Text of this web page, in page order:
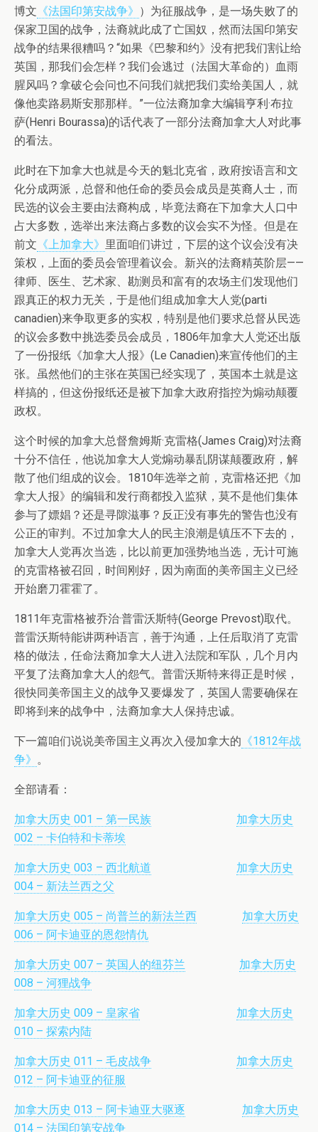
博文 《法国印第安战争》 ）为征服战争，是一场失败了的
保家卫国的战争，法裔就此成了亡国奴，然而法国印第安
战争的结果很糟吗？“如果《巴黎和约》没有把我们割让给
英国，那我们会怎样？我们会逃过（法国大革命的）血雨
腥风吗？拿破仑会问也不问我们就把我们卖给美国人，就
像他卖路易斯安那那样。”一位法裔加拿大编辑亨利·布拉
萨(Henri Bourassa)的话代表了一部分法裔加拿大人对此事
的看法。
此时在下加拿大也就是今天的魁北克省，政府按语言和文
化分成两派，总督和他任命的委员会成员是英裔人士，而
民选的议会主要由法裔构成，毕竟法裔在下加拿大人口中
占大多数，选举出来法裔占多数的议会实不为怪。但是在
前文 《上加拿大》 里面咱们讲过，下层的这个议会没有决
策权，上面的委员会管理着议会。新兴的法裔精英阶层——
律师、医生、艺术家、勘测员和富有的农场主们发现他们
跟真正的权力无关，于是他们组成加拿大人党(parti
canadien)来争取更多的实权，特别是他们要求总督从民选
的议会多数中挑选委员会成员，1806年加拿大人党还出版
了一份报纸《加拿大人报》(Le Canadien)来宣传他们的主
张。虽然他们的主张在英国已经实现了，英国本土就是这
样搞的，但这份报纸还是被下加拿大政府指控为煽动颠覆
政权。
这个时候的加拿大总督詹姆斯·克雷格(James Craig)对法裔
十分不信任，他说加拿大人党煽动暴乱阴谋颠覆政府，解
散了他们组成的议会。1810年选举之前，克雷格还把《加
拿大人报》的编辑和发行商都投入监狱，莫不是他们集体
参与了嫖娼？还是寻隙滋事？反正没有事先的警告也没有
公正的审判。不过加拿大人的民主浪潮是镇压不下去的，
加拿大人党再次当选，比以前更加强势地当选，无计可施
的克雷格被召回，时间刚好，因为南面的美帝国主义已经
开始磨刀霍霍了。
1811年克雷格被乔治·普雷沃斯特(George Prevost)取代。
普雷沃斯特能讲两种语言，善于沟通，上任后取消了克雷
格的做法，任命法裔加拿大人进入法院和军队，几个月内
平复了法裔加拿大人的怨气。普雷沃斯特来得正是时候，
很快同美帝国主义的战争又要爆发了，英国人需要确保在
即将到来的战争中，法裔加拿大人保持忠诚。
下一篇咱们说说美帝国主义再次入侵加拿大的 《1812年战
争》 。
全部请看：
加拿大历史 001 – 第一民族
加拿大历史
002 – 卡伯特和卡蒂埃
加拿大历史 003 – 西北航道
加拿大历史
004 – 新法兰西之父
加拿大历史 005 – 尚普兰的新法兰西
加拿大历史
006 – 阿卡迪亚的恩怨情仇
加拿大历史 007 – 英国人的纽芬兰
加拿大历史
008 – 河狸战争
加拿大历史 009 – 皇家省
加拿大历史
010 – 探索内陆
加拿大历史 011 – 毛皮战争
加拿大历史
012 – 阿卡迪亚的征服
加拿大历史 013 – 阿卡迪亚大驱逐
加拿大历史
014 – 法国印第安战争